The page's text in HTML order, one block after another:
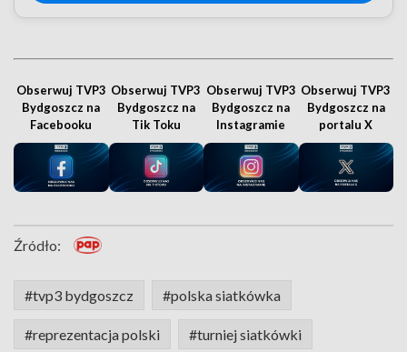
Obserwuj TVP3
Bydgoszcz na
Facebooku
Obserwuj TVP3
Bydgoszcz na
Tik Toku
Obserwuj TVP3
Bydgoszcz na
Instagramie
Obserwuj TVP3
Bydgoszcz na
portalu X
Źródło:
#tvp3 bydgoszcz #polska siatkówka
#reprezentacja polski #turniej siatkówki